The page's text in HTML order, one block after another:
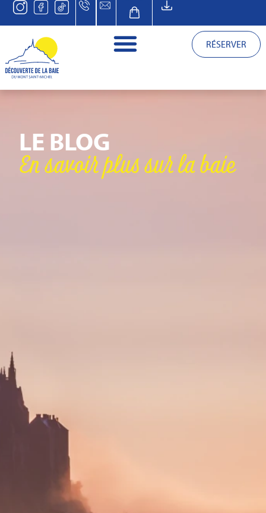
RÉSERVER
LE BLOG
En savoir plus sur la baie